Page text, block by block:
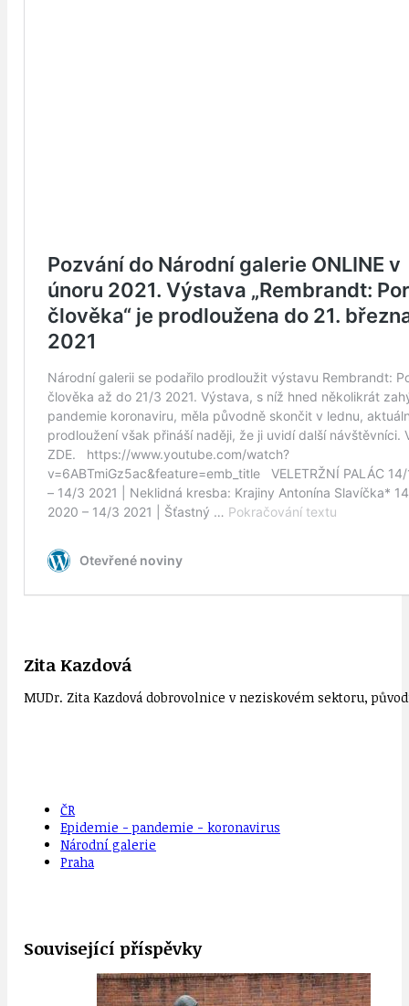
Zita Kazdová
MUDr. Zita Kazdová dobrovolnice v neziskovém sektoru,
ČR
Epidemie - pandemie - koronavirus
Národní galerie
Praha
Související příspěvky